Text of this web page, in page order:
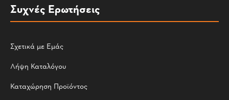
Συχνές Ερωτήσεις
Σχετικά με Εμάς
Λήψη Καταλόγου
Καταχώρηση Προϊόντος